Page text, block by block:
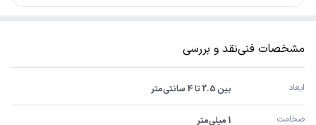
مشخصات فنینقد و بررسی
ابعاد بین 2.5 تا 4 سانتی‌متر
ضخامت 1 میلی‌متر